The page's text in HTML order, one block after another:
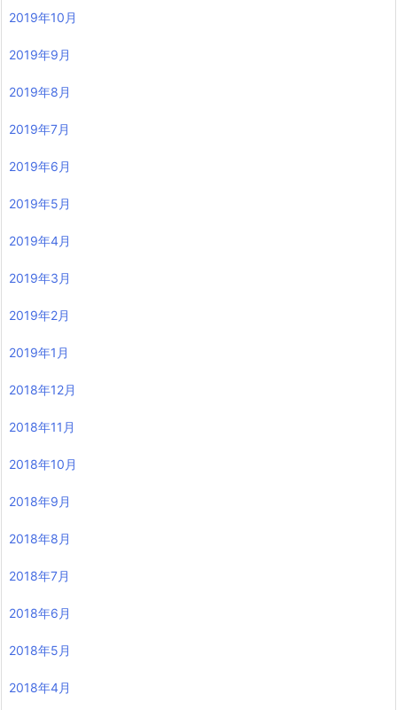
2019年10月
2019年9月
2019年8月
2019年7月
2019年6月
2019年5月
2019年4月
2019年3月
2019年2月
2019年1月
2018年12月
2018年11月
2018年10月
2018年9月
2018年8月
2018年7月
2018年6月
2018年5月
2018年4月